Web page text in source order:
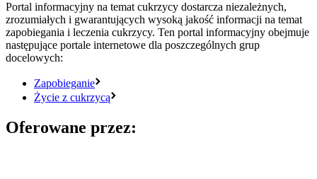
Portal informacyjny na temat cukrzycy dostarcza niezależnych,
zrozumiałych i gwarantujących wysoką jakość informacji na temat
zapobiegania i leczenia cukrzycy. Ten portal informacyjny obejmuje
następujące portale internetowe dla poszczególnych grup
docelowych:
Zapobieganie
Życie z cukrzycą
Oferowane przez: